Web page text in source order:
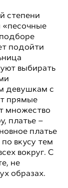
степени
«песочные
подойти
выбирать
девушкам с
прямые
множество
платье –
платье
вкусу тем
вокруг. С
не
образах.